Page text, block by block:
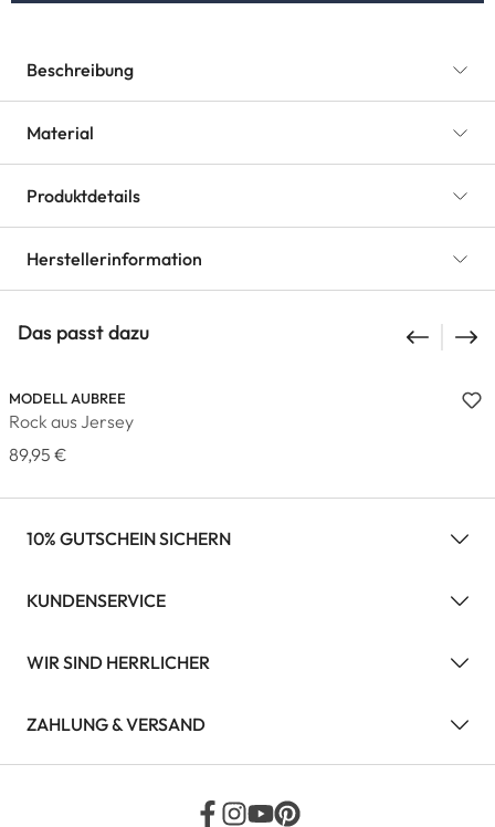
Beschreibung
Material
Produktdetails
Herstellerinformation
Das passt dazu
MODELL AUBREE
Rock aus Jersey
89,95 €
10% GUTSCHEIN SICHERN
KUNDENSERVICE
WIR SIND HERRLICHER
ZAHLUNG & VERSAND